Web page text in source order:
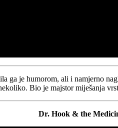
ga je humorom, ali i namjerno
Bio je majstor miješanja
Dr. Hook & the